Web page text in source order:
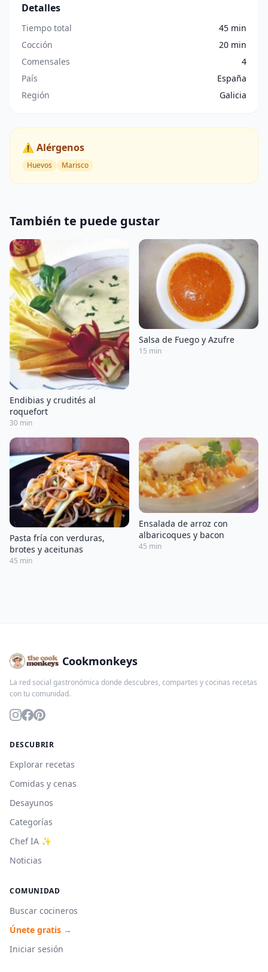
Detalles
Tiempo total
45 min
Cocción
20 min
Comensales
4
País
España
Región
Galicia
⚠️ Alérgenos
Huevos Marisco
También te puede gustar
Endibias y crudités al
roquefort
30 min
Salsa de Fuego y Azufre
15 min
Pasta fría con verduras,
brotes y aceitunas
45 min
Ensalada de arroz con
albaricoques y bacon
45 min
Cookmonkeys
La red social gastronómica donde descubres, compartes y cocinas recetas
con tu comunidad.
DESCUBRIR
Explorar recetas
Comidas y cenas
Desayunos
Categorías
Chef IA ✨
Noticias
COMUNIDAD
Buscar cocineros
Únete gratis →
Iniciar sesión